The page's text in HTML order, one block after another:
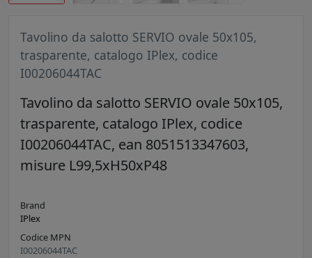
Tavolino da salotto SERVIO ovale 50x105,
trasparente, catalogo IPlex, codice
I00206044TAC
Tavolino da salotto SERVIO ovale 50x105,
trasparente, catalogo IPlex, codice
I00206044TAC, ean 8051513347603,
misure L99,5xH50xP48
Brand
IPlex
Codice MPN
I00206044TAC